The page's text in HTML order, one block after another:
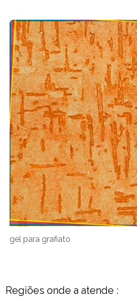
gel para grafiato
Regiões onde a atende :